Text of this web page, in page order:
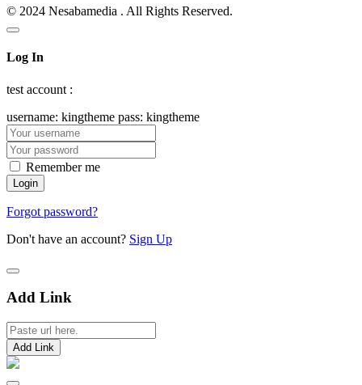
© 2024 Nesabamedia . All Rights Reserved.
Log In
test account :
username: kingtheme pass: kingtheme
Remember me
Forgot password?
Don't have an account? Sign Up
Add Link
Add Link